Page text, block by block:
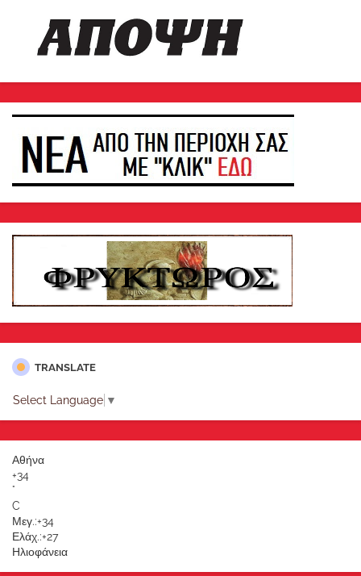
TRANSLATE
Select Language ▼
Αθήνα
+34
°
C
Μεγ.:+34
Ελάχ.:+27
Ηλιοφάνεια